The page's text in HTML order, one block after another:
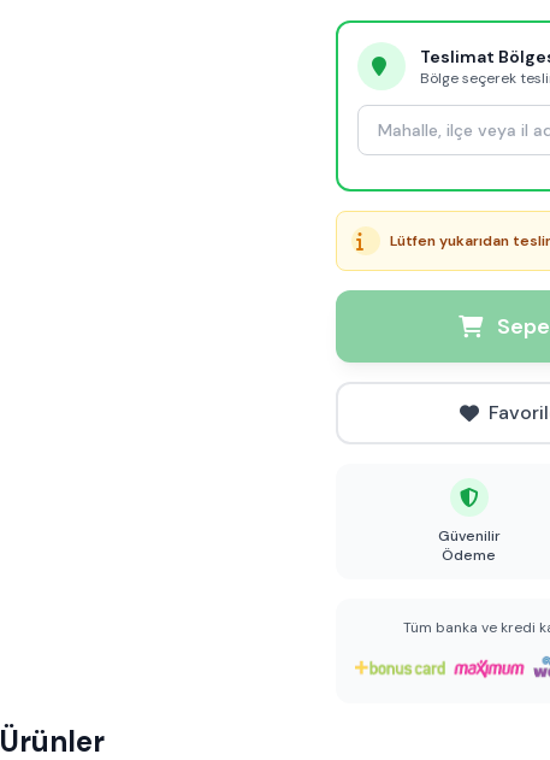
Teslimat
Bölge seçerek
Lütfen yukarıdan
Güvenilir
Ödeme
Tüm banka ve kredi
Ürünler